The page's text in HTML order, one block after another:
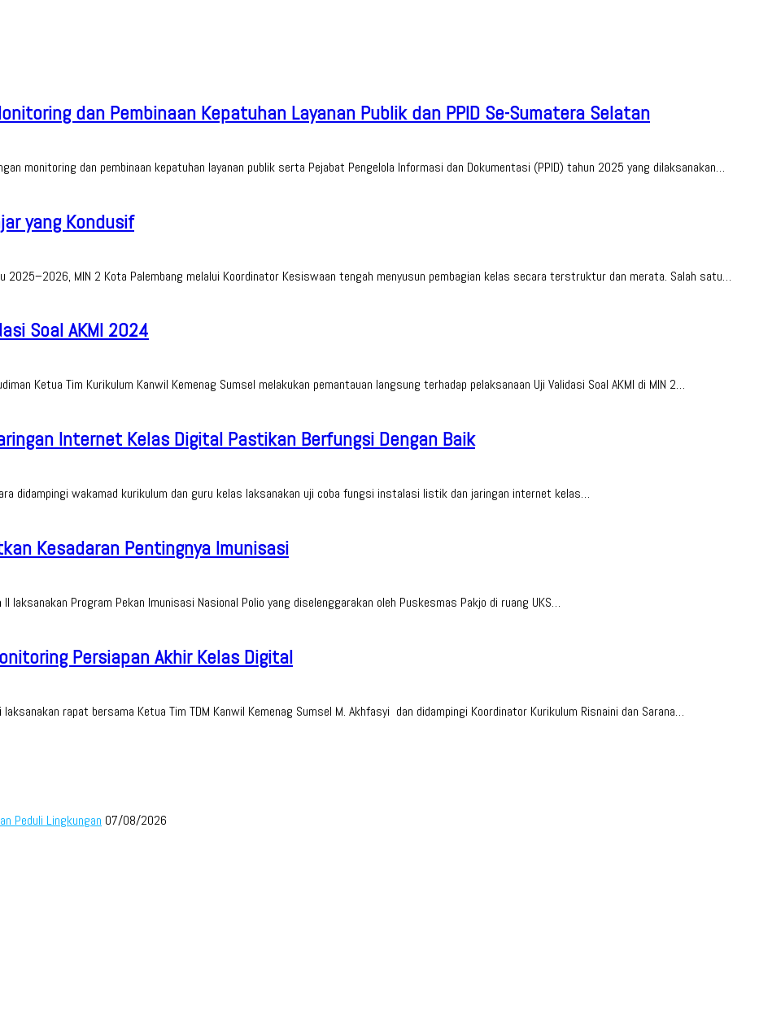
dan Pembinaan Kepatuhan Layanan Publik dan PPID Se-Sumatera Selatan
monitoring dan pembinaan kepatuhan layanan publik serta Pejabat Pengelola Informasi dan Dokumentasi (PPID) tahun 2025 yang dilaksanakan…
yang Kondusif
2025–2026, MIN 2 Kota Palembang melalui Koordinator Kesiswaan tengah menyusun pembagian kelas secara terstruktur dan merata. Salah satu…
Soal AKMI 2024
Ketua Tim Kurikulum Kanwil Kemenag Sumsel melakukan pemantauan langsung terhadap pelaksanaan Uji Validasi Soal AKMI di MIN 2…
Internet Kelas Digital Pastikan Berfungsi Dengan Baik
didampingi wakamad kurikulum dan guru kelas laksanakan uji coba fungsi instalasi listik dan jaringan internet kelas…
Kesadaran Pentingnya Imunisasi
laksanakan Program Pekan Imunisasi Nasional Polio yang diselenggarakan oleh Puskesmas Pakjo di ruang UKS…
Persiapan Akhir Kelas Digital
rapat bersama Ketua Tim TDM Kanwil Kemenag Sumsel M. Akhfasyi dan didampingi Koordinator Kurikulum Risnaini dan Sarana…
Peduli Lingkungan 07/08/2026